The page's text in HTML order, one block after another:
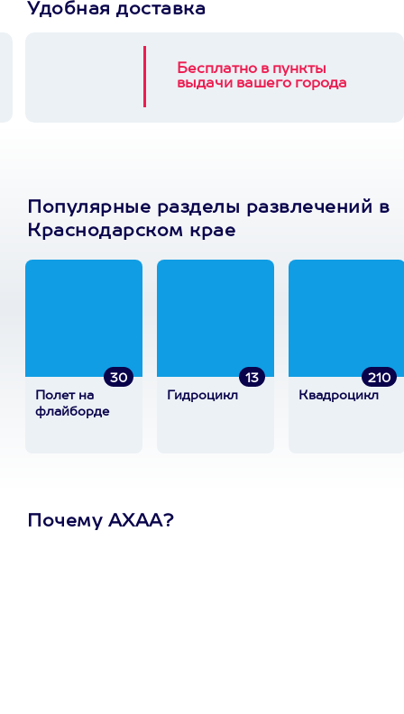
Удобная доставка
Бесплатно в пункты
выдачи вашего города
Популярные разделы развлечений в
Краснодарском крае
30
Полет на
флайборде
13
Гидроцикл
210
Квадроцикл
Почему АХАА?